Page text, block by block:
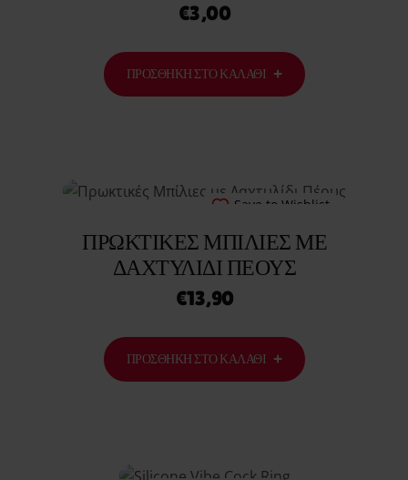
€3,00
ΠΡΟΣΘΉΚΗ ΣΤΟ ΚΑΛΆΘΙ
Save to Wishlist
ΠΡΩΚΤΙΚΈΣ ΜΠΊΛΙΕΣ ΜΕ
ΔΑΧΤΥΛΊΔΙ ΠΈΟΥΣ
€13,90
ΠΡΟΣΘΉΚΗ ΣΤΟ ΚΑΛΆΘΙ